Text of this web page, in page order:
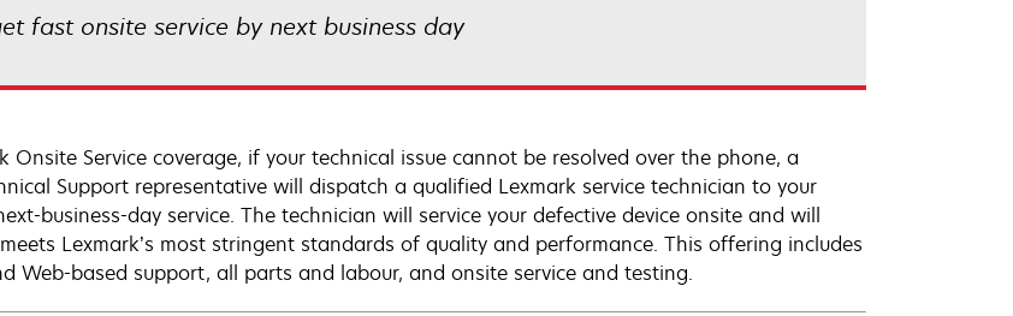
fast onsite service by next business day
Onsite Service coverage, if your technical issue cannot be resolved over the phone, a
Support representative will dispatch a qualified Lexmark service technician to your
business-day service. The technician will service your defective device onsite and will
Lexmark’s most stringent standards of quality and performance. This offering includes
Web-based support, all parts and labour, and onsite service and testing.